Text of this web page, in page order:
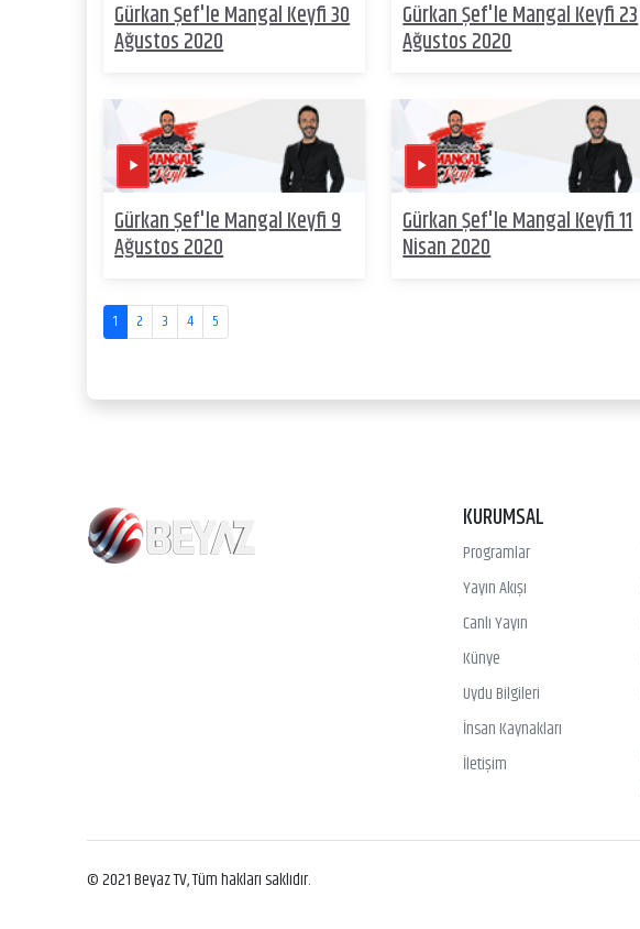
Gürkan Şef'le Mangal Keyfi 30
Ağustos 2020
Gürkan Şef'le Mangal Keyfi 23
Ağustos 2020
Gürkan Şef'le Mangal Keyfi 9
Ağustos 2020
Gürkan Şef'le Mangal Keyfi 11
Nisan 2020
1 2 3 4 5
KURUMSAL
Programlar
Yayın Akışı
Canlı Yayın
Künye
Uydu Bilgileri
İnsan Kaynakları
İletişim
© 2021 Beyaz TV, Tüm hakları saklıdır.